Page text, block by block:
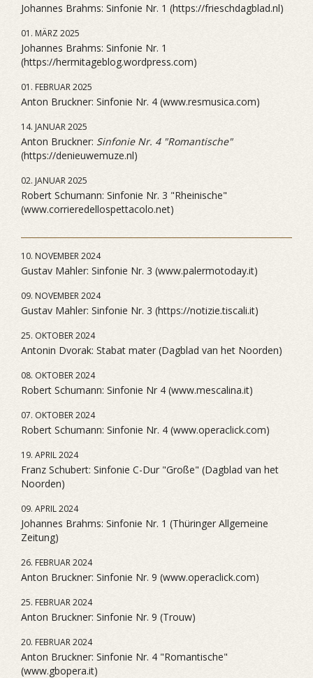
Johannes Brahms: Sinfonie Nr. 1 (https://frieschdagblad.nl)
01. MÄRZ 2025
Johannes Brahms: Sinfonie Nr. 1
(https://hermitageblog.wordpress.com)
01. FEBRUAR 2025
Anton Bruckner: Sinfonie Nr. 4 (www.resmusica.com)
14. JANUAR 2025
Anton Bruckner: Sinfonie Nr. 4 "Romantische"
(https://denieuwemuze.nl)
02. JANUAR 2025
Robert Schumann: Sinfonie Nr. 3 "Rheinische"
(www.corrieredellospettacolo.net)
10. NOVEMBER 2024
Gustav Mahler: Sinfonie Nr. 3 (www.palermotoday.it)
09. NOVEMBER 2024
Gustav Mahler: Sinfonie Nr. 3 (https://notizie.tiscali.it)
25. OKTOBER 2024
Antonin Dvorak: Stabat mater (Dagblad van het Noorden)
08. OKTOBER 2024
Robert Schumann: Sinfonie Nr 4 (www.mescalina.it)
07. OKTOBER 2024
Robert Schumann: Sinfonie Nr. 4 (www.operaclick.com)
19. APRIL 2024
Franz Schubert: Sinfonie C-Dur "Große" (Dagblad van het
Noorden)
09. APRIL 2024
Johannes Brahms: Sinfonie Nr. 1 (Thüringer Allgemeine
Zeitung)
26. FEBRUAR 2024
Anton Bruckner: Sinfonie Nr. 9 (www.operaclick.com)
25. FEBRUAR 2024
Anton Bruckner: Sinfonie Nr. 9 (Trouw)
20. FEBRUAR 2024
Anton Bruckner: Sinfonie Nr. 4 "Romantische"
(www.gbopera.it)